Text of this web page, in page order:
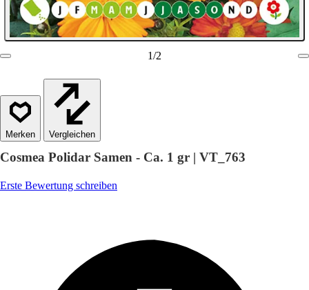
1/2
Vergleichen
Cosmea Polidar Samen - Ca. 1 gr | VT_763
Erste Bewertung schreiben